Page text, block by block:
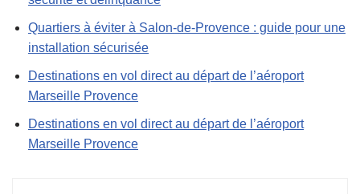
Quartiers à éviter à Salon-de-Provence : guide pour une
installation sécurisée
Destinations en vol direct au départ de l’aéroport
Marseille Provence
Destinations en vol direct au départ de l’aéroport
Marseille Provence